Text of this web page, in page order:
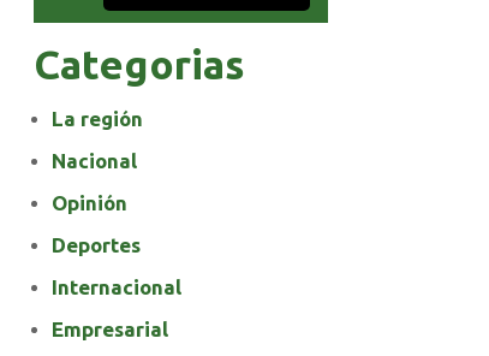
Categorias
La región
Nacional
Opinión
Deportes
Internacional
Empresarial